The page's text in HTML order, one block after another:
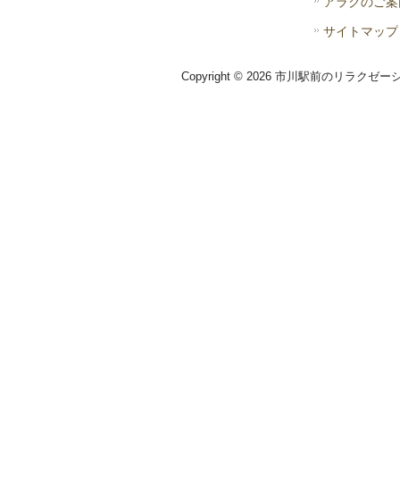
サイトマップ
Copyright © 2026 市川駅前のリラクゼー